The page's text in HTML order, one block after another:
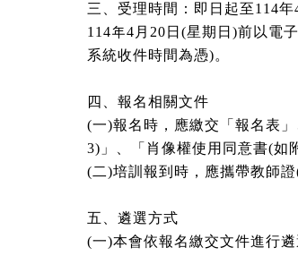
三、受理時間：即日起至114年
114年4月20日(星期日)前以電
系統收件時間為憑)。
四、報名相關文件
(一)報名時，應繳交「報名表
3)」、「肖像權使用同意書(如
(二)培訓報到時，應攜帶教師
五、遴選方式
(一)本會依報名繳交文件進行遴